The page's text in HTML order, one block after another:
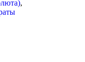
,